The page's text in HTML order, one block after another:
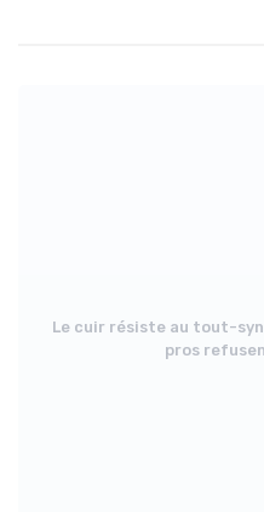
Le cuir résiste au tout-
pros